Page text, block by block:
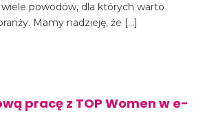
powodów, dla których warto
Mamy nadzieję, że […]
pracę z TOP Women w e-